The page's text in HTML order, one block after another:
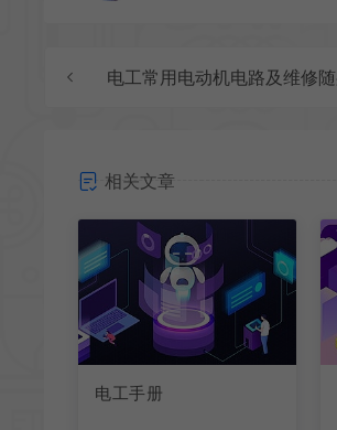
电工常用电动机电路及维修
相关文章
电工手册